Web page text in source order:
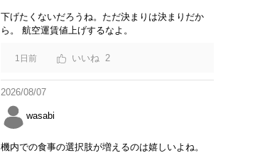
下げたくないだろうね。ただ決まりは決まりだか
ら。 航空運賃値上げするなよ。
1日前 2
2026/08/07
wasabi
機内での食事の選択肢が増えるのは嬉しいよね。